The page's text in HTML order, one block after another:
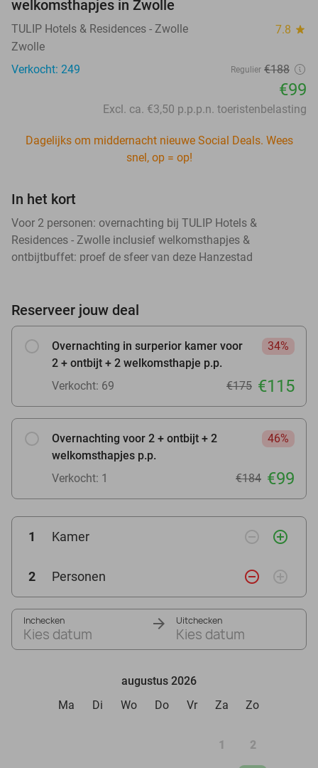
welkomsthapjes in Zwolle
TULIP Hotels & Residences - Zwolle 7.8 star
Zwolle
Verkocht: 249
Regulier €188
€99
Excl. ca. €3,50 p.p.p.n. toeristenbelasting
Dagelijks om middernacht nieuwe Social Deals. Wees
snel, op = op!
In het kort
Voor 2 personen: overnachting bij TULIP Hotels &
Residences - Zwolle inclusief welkomsthapjes &
ontbijtbuffet: proef de sfeer van deze Hanzestad
Reserveer jouw deal
Overnachting in surperior kamer voor
2 + ontbijt + 2 welkomsthapje p.p.
34%
Verkocht: 69 €175 €115
Overnachting voor 2 + ontbijt + 2
welkomsthapjes p.p.
46%
Verkocht: 1 €184 €99
1 Kamer remove_circle_outline add_circle_outline
2 Personen remove_circle_outline add_circle_outline
Inchecken
Kies datum
Uitchecken
Kies datum
augustus 2026
Ma
Di Wo Do Vr Za Zo
1 2